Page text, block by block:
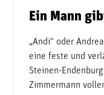
Ein Mann
„Andi“ oder
eine feste und
Steinen-
Zimmermann